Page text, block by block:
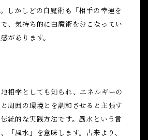
しかしどの白魔術も「相手の幸運を
、気持ち的に白魔術をおこなってい
があります。
相学としても知られ、エネルギーの
周囲の環境とを調和させると主張す
統的な実践方法です。風水という言
「風水」を意味します。古来より、